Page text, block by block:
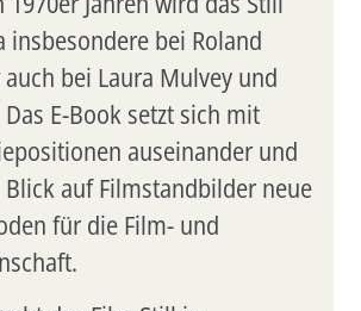
insbesondere bei Roland
bei Laura Mulvey und
E-Book setzt sich mit
auseinander und
auf Filmstandbilder neue
für die Film- und